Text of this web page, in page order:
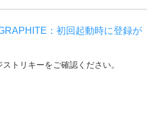
：初回起動時に登録が
トリキーをご確認ください。